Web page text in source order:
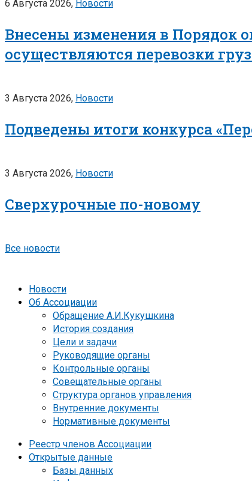
6 Августа 2026, Новости
Внесены изменения в Порядок
осуществляются перевозки
3 Августа 2026, Новости
Подведены итоги конкурса
3 Августа 2026, Новости
Сверхурочные по-новому
Все новости
Новости
Об Ассоциации
Обращение А.И.Кукушкина
История создания
Цели и задачи
Руководящие органы
Контрольные органы
Совещательные органы
Структура органов управления
Внутренние документы
Нормативные документы
Реестр членов Ассоциации
Открытые данные
Базы данных